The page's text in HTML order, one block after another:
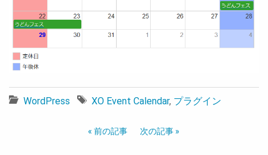
WordPress XO Event Calendar, プラグイン
« 前の記事 次の記事 »